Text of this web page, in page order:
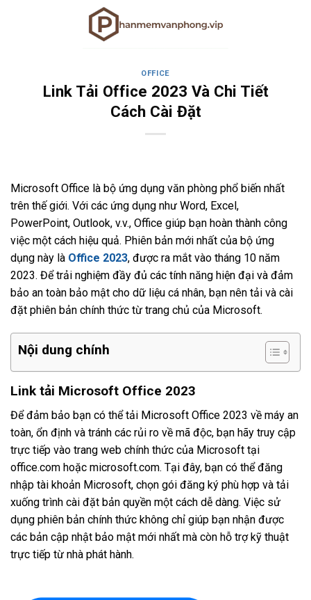
OFFICE
Link Tải Office 2023 Và Chi Tiết
Cách Cài Đặt
Microsoft Office là bộ ứng dụng văn phòng phổ biến nhất
trên thế giới. Với các ứng dụng như Word, Excel,
PowerPoint, Outlook, v.v., Office giúp bạn hoàn thành công
việc một cách hiệu quả. Phiên bản mới nhất của bộ ứng
dụng này là Office 2023, được ra mắt vào tháng 10 năm
2023. Để trải nghiệm đầy đủ các tính năng hiện đại và đảm
bảo an toàn bảo mật cho dữ liệu cá nhân, bạn nên tải và cài
đặt phiên bản chính thức từ trang chủ của Microsoft.
Nội dung chính
Link tải Microsoft Office 2023
Để đảm bảo bạn có thể tải Microsoft Office 2023 về máy an
toàn, ổn định và tránh các rủi ro về mã độc, bạn hãy truy cập
trực tiếp vào trang web chính thức của Microsoft tại
office.com hoặc microsoft.com. Tại đây, bạn có thể đăng
nhập tài khoản Microsoft, chọn gói đăng ký phù hợp và tải
xuống trình cài đặt bản quyền một cách dễ dàng. Việc sử
dụng phiên bản chính thức không chỉ giúp bạn nhận được
các bản cập nhật bảo mật mới nhất mà còn hỗ trợ kỹ thuật
trực tiếp từ nhà phát hành.